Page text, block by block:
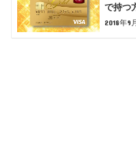
で持つ
2018年9